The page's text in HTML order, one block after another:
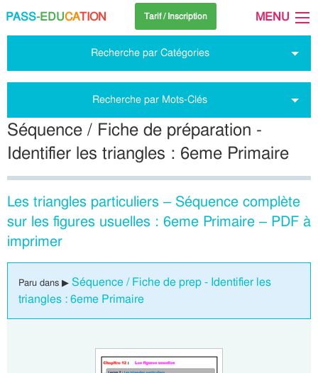
PASS-EDUCATION Tarif / Inscription MENU
Recherche par Catégories
Recherche par Mots-Clés
Séquence / Fiche de préparation -
Identifier les triangles : 6eme Primaire
Les triangles particuliers – Séquence complète
sur les figures usuelles : 6eme Primaire – PDF à
imprimer
Paru dans ▶ Séquence / Fiche de prep - Identifier les
triangles : 6eme Primaire